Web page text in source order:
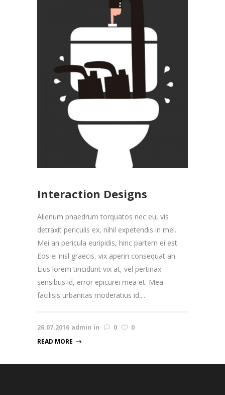
Interaction Designs
Alienum phaedrum torquatos nec eu, vis
detraxit periculis ex, nihil expetendis in mei.
Mei an pericula euripidis, hinc partem ei est.
Eos ei nisl graecis, vix aperiri consequat an.
Eius lorem tincidunt vix at, vel pertinax
sensibus id, error epicurei mea et. Mea
facilisis urbanitas moderatius id....
26.07.2016 admin in 0
0
READ MORE